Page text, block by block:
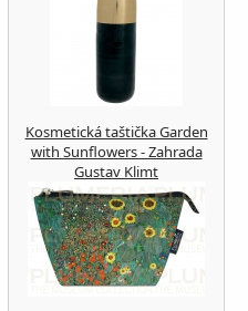
Kosmetická taštička Garden
with Sunflowers - Zahrada
Gustav Klimt